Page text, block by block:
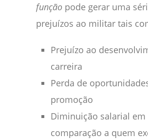
função pode gerar uma
prejuízos ao militar tais
Prejuízo ao
carreira
Perda de
promoção
Diminuição salarial em
comparação a quem